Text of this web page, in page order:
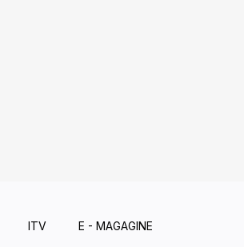
ITV E - MAGAGINE